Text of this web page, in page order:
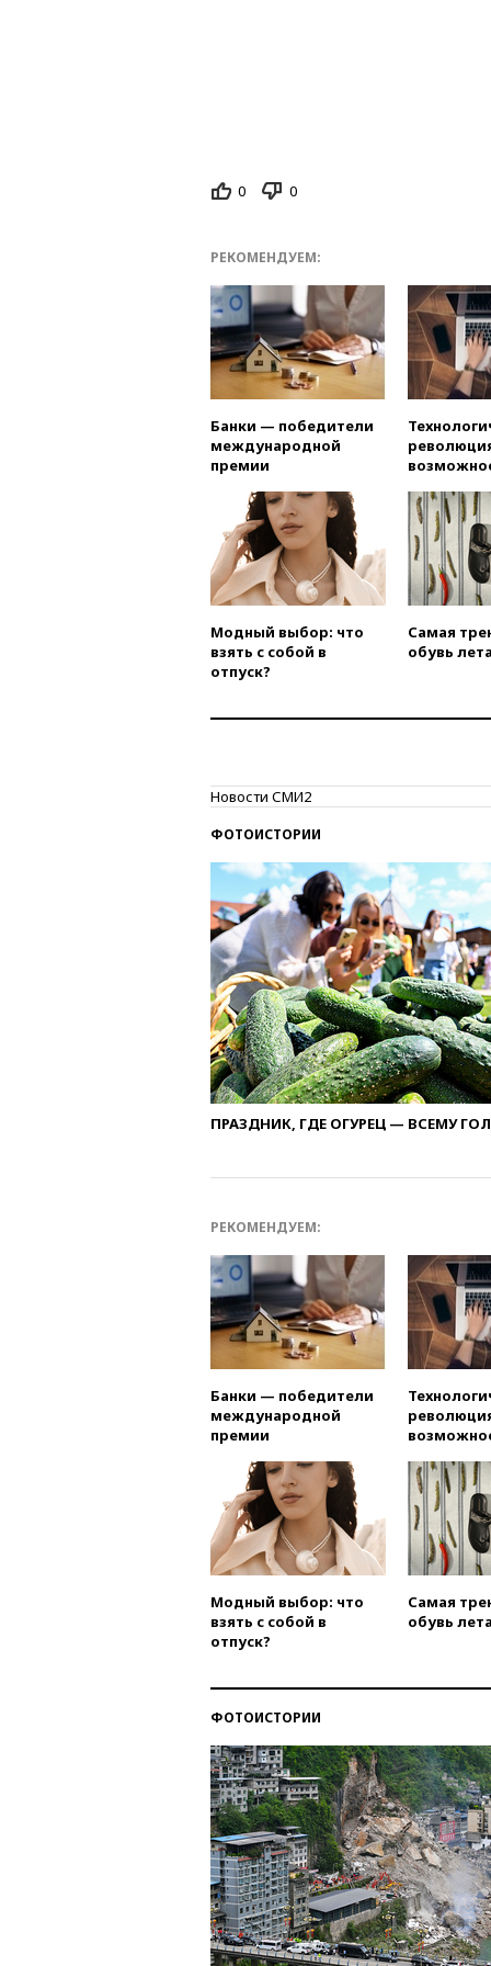
0 0
РЕКОМЕНДУЕМ:
Банки — победители
международной
премии
Модный выбор: что
взять с собой в
отпуск?
Самая
обувь
Новости СМИ2
ФОТОИСТОРИИ
ПРАЗДНИК, ГДЕ ОГУРЕЦ — ВСЕМУ
РЕКОМЕНДУЕМ:
Банки — победители
международной
премии
Модный выбор: что
взять с собой в
отпуск?
Самая
обувь
ФОТОИСТОРИИ